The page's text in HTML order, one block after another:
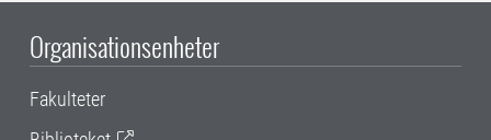
Organisationsenheter
Fakulteter